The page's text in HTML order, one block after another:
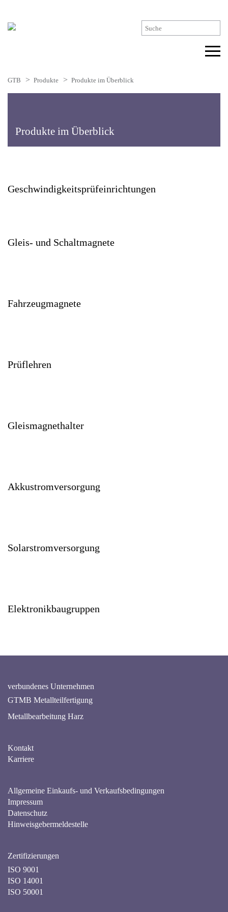
GTB Produkte Produkte im Überblick
Produkte im Überblick
Geschwindigkeits­prüfeinrichtungen
Gleis- und Schaltmagnete
Fahrzeugmagnete
Prüflehren
Gleismagnethalter
Akkustromversorgung
Solarstromversorgung
Elektronikbaugruppen
verbundenes Unternehmen
GTMB Metallteilfertigung
Metallbearbeitung Harz
Kontakt
Karriere
Allgemeine Einkaufs- und Verkaufsbedingungen
Impressum
Datenschutz
Hinweisgebermeldestelle
Zertifizierungen
ISO 9001
ISO 14001
ISO 50001